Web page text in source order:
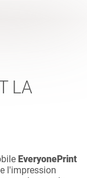
LA
EveryonePrint
l'impression